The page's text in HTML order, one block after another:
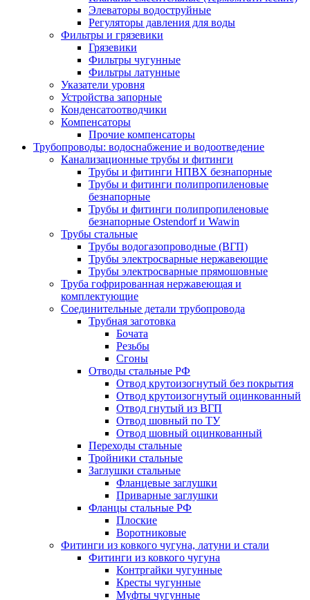
Элеваторы водоструйные
Регуляторы давления для воды
Фильтры и грязевики
Грязевики
Фильтры чугунные
Фильтры латунные
Указатели уровня
Устройства запорные
Конденсатоотводчики
Компенсаторы
Прочие компенсаторы
Трубопроводы: водоснабжение и водоотведение
Канализационные трубы и фитинги
Трубы и фитинги НПВХ безнапорные
Трубы и фитинги полипропиленовые
безнапорные
Трубы и фитинги полипропиленовые
безнапорные Ostendorf и Wawin
Трубы стальные
Трубы водогазопроводные (ВГП)
Трубы электросварные нержавеющие
Трубы электросварные прямошовные
Труба гофрированная нержавеющая и
комплектующие
Соединительные детали трубопровода
Трубная заготовка
Бочата
Резьбы
Сгоны
Отводы стальные РФ
Отвод крутоизогнутый без покрытия
Отвод крутоизогнутый оцинкованный
Отвод гнутый из ВГП
Отвод шовный по ТУ
Отвод шовный оцинкованный
Переходы стальные
Тройники стальные
Заглушки стальные
Фланцевые заглушки
Приварные заглушки
Фланцы стальные РФ
Плоские
Воротниковые
Фитинги из ковкого чугуна, латуни и стали
Фитинги из ковкого чугуна
Контргайки чугунные
Кресты чугунные
Муфты чугунные